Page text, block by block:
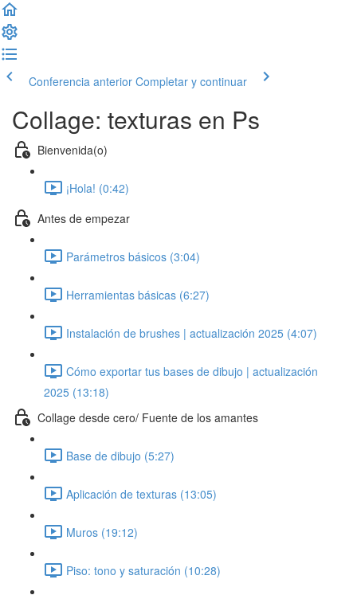
Conferencia anterior Completar y continuar
Collage: texturas en Ps
Bienvenida(o)
¡Hola! (0:42)
Antes de empezar
Parámetros básicos (3:04)
Herramientas básicas (6:27)
Instalación de brushes | actualización 2025 (4:07)
Cómo exportar tus bases de dibujo | actualización
2025 (13:18)
Collage desde cero/ Fuente de los amantes
Base de dibujo (5:27)
Aplicación de texturas (13:05)
Muros (19:12)
Piso: tono y saturación (10:28)